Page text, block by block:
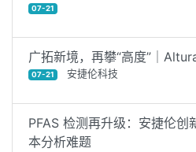
07-21
广拓新境，再攀“高度”｜
07-21 安捷伦科技
PFAS 检测再升级：安捷伦创
本分析难题